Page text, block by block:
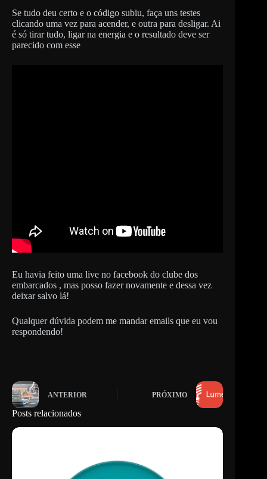
Se tudo deu certo e o código subiu, faça uns testes
clicando uma vez para acender, e outra para desligar. Ai
é só tirar tudo, ligar na energia e o resultado deve ser
parecido com esse
Eu havia feito uma live no facebook do clube dos
embarcados , mas posso fazer novamente e dessa vez
deixar salvo lá!
Qualquer dúvida podem me mandar emails que eu vou
respondendo!
ANTERIOR PRÓXIMO
Posts relacionados